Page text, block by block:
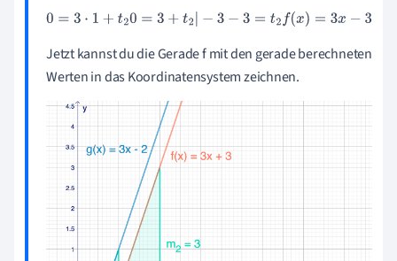
0=3· 1+ t 20 =3 +t2| 3-3= t2f(x) 3x -3
Jetzt kannst du die Gerade f mit den gerade berechneten
Werten in das Koordinatensystem zeichnen.